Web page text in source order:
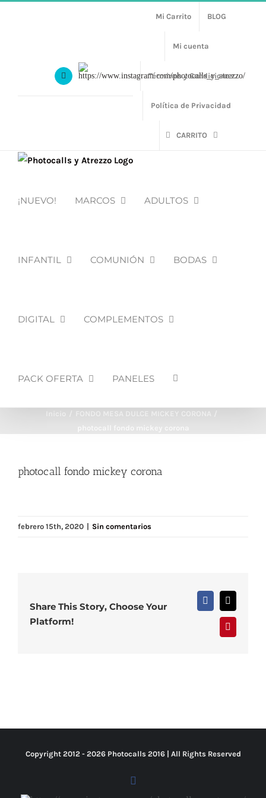
Facebook
Https://www.instagram.com/photocalls_y_atrezzo/
Mi Carrito BLOG
Mi cuenta
Términos y Condiciones
Política de Privacidad
CARRITO
¡NUEVO! MARCOS ADULTOS
INFANTIL COMUNIÓN BODAS
DIGITAL COMPLEMENTOS
PACK OFERTA PANELES
photocall fondo mickey corona
febrero 15th, 2020 | Sin comentarios
Share This Story, Choose Your
Platform!
Facebook
X
Pinterest
Copyright 2012 - 2026 Photocalls 2016| All Rights Reserved